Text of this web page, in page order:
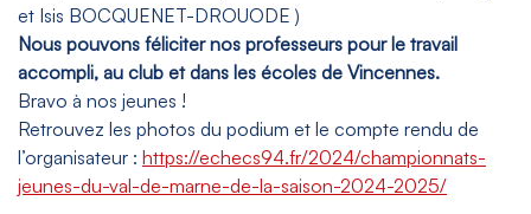
et Isis BOCQUENET-DROUODE )
Nous pouvons féliciter nos professeurs pour le travail
accompli, au club et dans les écoles de Vincennes.
Bravo à nos jeunes !
Retrouvez les photos du podium et le compte rendu de
l’organisateur : https://echecs94.fr/2024/championnats-
jeunes-du-val-de-marne-de-la-saison-2024-2025/